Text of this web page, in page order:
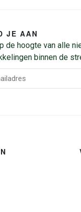
JE AAN
de hoogte van alle
binnen de